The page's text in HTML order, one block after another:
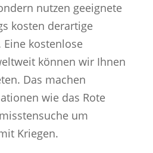
nutzen geeignete
kosten derartige
Eine kostenlose
können wir Ihnen
Das machen
wie das Rote
um
Kriegen.